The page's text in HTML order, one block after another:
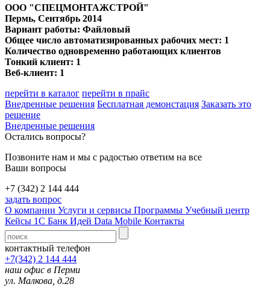
ООО "СПЕЦМОНТАЖСТРОЙ"
Пермь, Сентябрь 2014
Вариант работы: Файловый
Общее число автоматизированных рабочих мест: 1
Количество одновременно работающих клиентов
Тонкий клиент: 1
Веб-клиент: 1
перейти в каталог перейти в прайс
Внедренные решения Бесплатная демонстация Заказать это
решение
Внедренные решения
Остались вопросы?
Позвоните нам и мы с радостью ответим на все
Ваши вопросы
+7 (342) 2 144 444
задать вопрос
О компании Услуги и сервисы Программы Учебный центр
Кейсы 1С Банк Идей Data Mobile Контакты
контактный телефон
+7(342) 2 144 444
наш офис в Перми
ул. Малкова, д.28